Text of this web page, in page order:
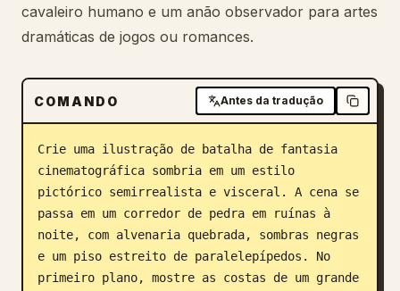
Preços
Baixar
Blog
Atualizações
cavaleiro humano e um anão observador para artes
dramáticas de jogos ou romances.
COMANDO Antes da tradução
Crie uma ilustração de batalha de fantasia
cinematográfica sombria em um estilo
pictórico semirrealista e visceral. A cena se
passa em um corredor de pedra em ruínas à
noite, com alvenaria quebrada, sombras negras
e um piso estreito de paralelepípedos. No
primeiro plano, mostre as costas de um grande